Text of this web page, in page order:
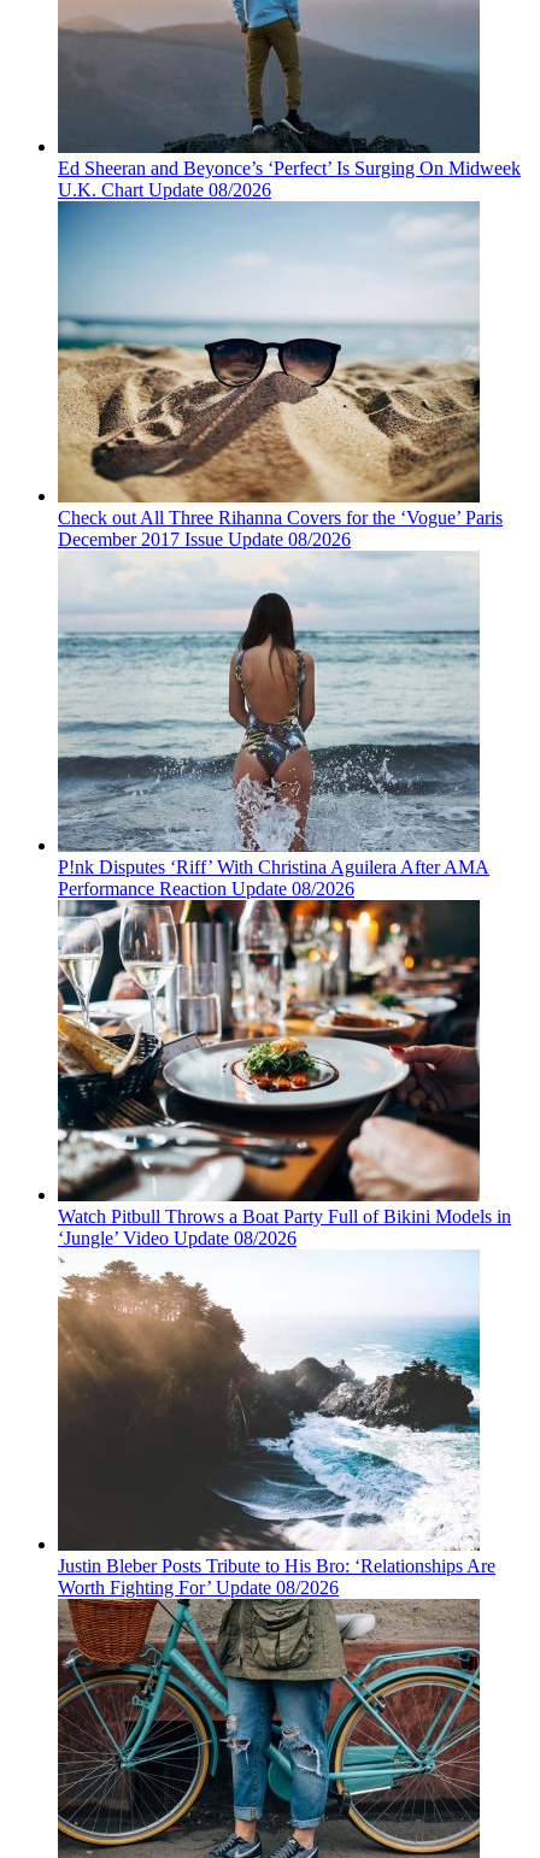
Ed Sheeran and Beyonce’s ‘Perfect’ Is Surging On Midweek
U.K. Chart Update 08/2026
Check out All Three Rihanna Covers for the ‘Vogue’ Paris
December 2017 Issue Update 08/2026
P!nk Disputes ‘Riff’ With Christina Aguilera After AMA
Performance Reaction Update 08/2026
Watch Pitbull Throws a Boat Party Full of Bikini Models in
‘Jungle’ Video Update 08/2026
Justin Bleber Posts Tribute to His Bro: ‘Relationships Are
Worth Fighting For’ Update 08/2026